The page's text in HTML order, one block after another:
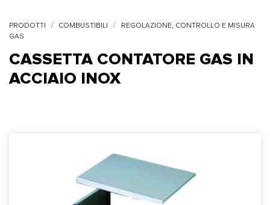
PRODOTTI COMBUSTIBILI
REGOLAZIONE, CONTROLLO E MISURA
GAS
CASSETTA CONTATORE GAS IN
ACCIAIO INOX